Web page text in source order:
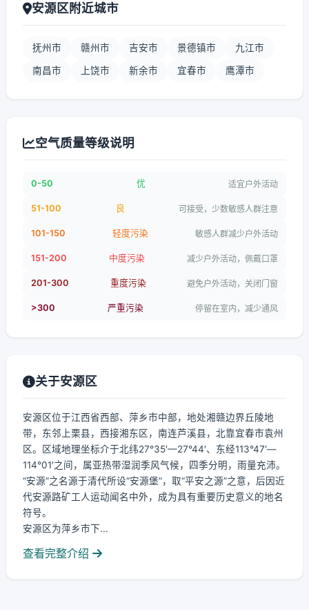
安源区附近城市
抚州市 赣州市 吉安市 景德镇市 九江市
南昌市 上饶市 新余市 宜春市 鹰潭市
空气质量等级说明
0-50 优 适宜户外活动
51-100 良 可接受，少数敏感人群注意
101-150 轻度污染 敏感人群减少户外活动
151-200 中度污染 减少户外活动，佩戴口罩
201-300 重度污染 避免户外活动，关闭门窗
>300 严重污染 停留在室内，减少通风
关于安源区
安源区位于江西省西部、萍乡市中部，地处湘赣边界丘陵地
带，东邻上栗县，西接湘东区，南连芦溪县，北靠宜春市袁州
区。区域地理坐标介于北纬27°35′—27°44′、东经113°47′—
114°01′之间，属亚热带湿润季风气候，四季分明，雨量充沛。
“安源”之名源于清代所设“安源堡”，取“平安之源”之意，后因近
代安源路矿工人运动闻名中外，成为具有重要历史意义的地名
符号。
安源区为萍乡市下...
查看完整介绍